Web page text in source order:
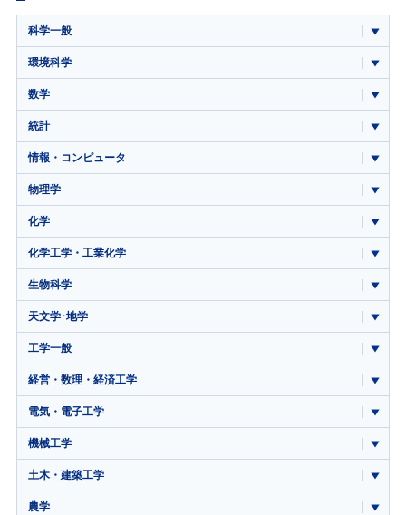
科学一般
環境科学
数学
統計
情報・コンピュータ
物理学
化学
化学工学・工業化学
生物科学
天文学･地学
工学一般
経営・数理・経済工学
電気・電子工学
機械工学
土木・建築工学
農学